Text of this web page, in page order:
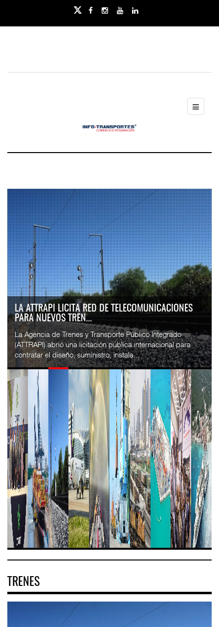
LA ATTRAPI LICITA RED DE TELECOMUNICACIONES
PARA NUEVOS TREN...
La Agencia de Trenes y Transporte Público Integrado
(ATTRAPI) abrió una licitación pública internacional para
contratar el diseño, suministro, instala...
TRENES